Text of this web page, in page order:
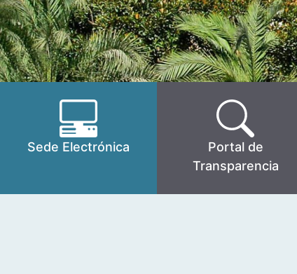
Sede Electrónica
Portal de
Transparencia